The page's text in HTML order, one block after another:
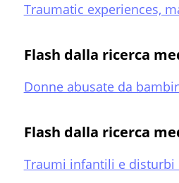
Traumatic experiences,
Flash dalla ricerca
Donne abusate da
Flash dalla ricerca
Traumi infantili e disturbi